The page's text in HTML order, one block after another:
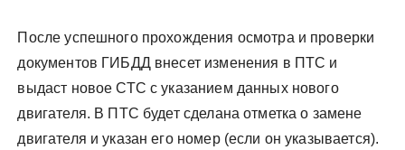
После успешного прохождения осмотра и проверки
документов ГИБДД внесет изменения в ПТС и
выдаст новое СТС с указанием данных нового
двигателя. В ПТС будет сделана отметка о замене
двигателя и указан его номер (если он указывается).